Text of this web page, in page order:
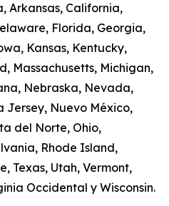
Arkansas, California,
Florida, Georgia,
Kansas, Kentucky,
Massachusetts, Michigan,
Nebraska, Nevada,
Jersey, Nuevo México,
del Norte, Ohio,
Rhode Island,
Texas, Utah, Vermont,
Occidental y Wisconsin.